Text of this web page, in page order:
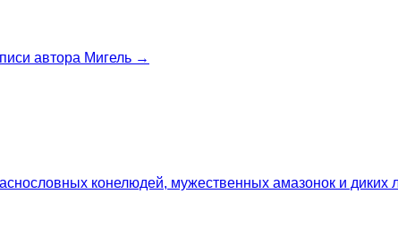
автора Мигель →
конелюдей, мужественных амазонок и диких